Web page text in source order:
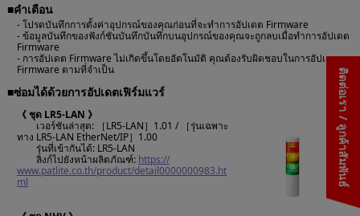
ติดต่อเรา / ลูกค้าสัมพันธ์
■คำเตือน
- โปรดบันทึกการตั้งค่าอุปกรณ์ของคุณก่อนที่จะทำการอัปเดต Firmware
- ข้อมูลบันทึกของฟังก์ชันบันทึกบันทึกบนอุปกรณ์ของคุณจะถูกลบเมื่อทำการอัปเดต
Firmware
- การอัปเดต Firmware ไม่เกิดขึ้นโดยอัตโนมัติ คุณต้องรับผิดชอบในการอัปเดต
Firmware ตามที่จำเป็น
■ซ่อมได้ด้วยการอัปเดตเฟิร์มแวร์
《 ชุด LR5-LAN 》
เวอร์ชันล่าสุด: ［LR5-LAN］1.01 / ［รุ่นเฉพาะ
ทาง LR5-LAN EtherNet/IP］1.00
รุ่นที่เข้ากันได้: LR5-LAN
ลิงก์ไปยังหน้าผลิตภัณฑ์: https://
www.patlite.co.th/product/detail0000000983.ht
ml